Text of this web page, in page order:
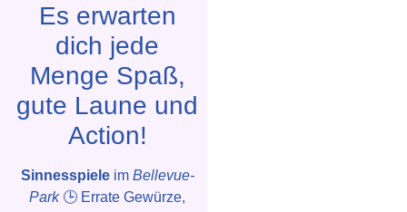
Es erwarten
dich jede
Menge Spaß,
gute Laune und
Action!
Sinnesspieleim Bellevue-
Park🕒 Errate Gewürze,